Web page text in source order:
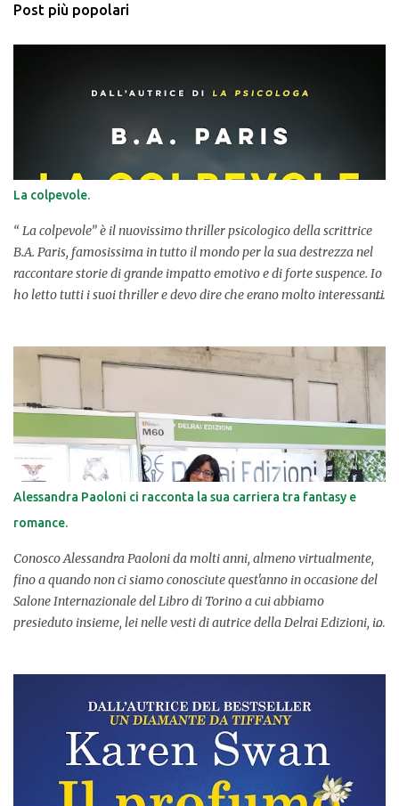
Post più popolari
La colpevole.
“ La colpevole” è il nuovissimo thriller psicologico della scrittrice
B.A. Paris, famosissima in tutto il mondo per la sua destrezza nel
raccontare storie di grande impatto emotivo e di forte suspence. Io
ho letto tutti i suoi thriller e devo dire che erano molto interessanti
catturare la mia curiosità e attenzione, per farsi divorare, pagina
dopo pagina, per costringermi in una full-immersion, così da
conoscere al meglio la vita di una protagonista dalla doppia
identità e da un passato più che turbolento. UNA PROTAGONISTA
DALLA DOPPIA IDENTIT À. L'opera è strutturata molto bene; a fasi
alterne racconta il presente e il passato di Elle, che ora si fa
chiamare Nell, una ragazza con un passato da nascondere e una
vita da ricominciare. Ci sono poi i quaderni, le dichiarazioni di chi
la vuole far fuori per chissà quali motivi. Da dove arriva la...
Alessandra Paoloni ci racconta la sua carriera tra fantasy e
romance.
Conosco Alessandra Paoloni da molti anni, almeno virtualmente,
fino a quando non ci siamo conosciute quest'anno in occasione del
Salone Internazionale del Libro di Torino a cui abbiamo
presieduto insieme, lei nelle vesti di autrice della Delrai Edizioni, io
con case editrici che in regime di self-publishing. Pubblica le opere
“Le infinite probabilità dell'amore” (2015), “Doppio di cuori” (2016),
“Hai conquistato ogni parte di me” (2017), “Non aspetterò che te”
(2018) con Newton Compton Editori per quel che concerne il
genere rosa per poi dedicarsi al suo primo amore, il paranormal